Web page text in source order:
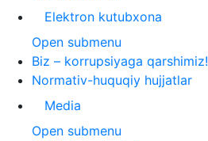
Elektron kutubxona
Open submenu
Biz – korrupsiyaga qarshimiz!
Normativ-huquqiy hujjatlar
Media
Open submenu